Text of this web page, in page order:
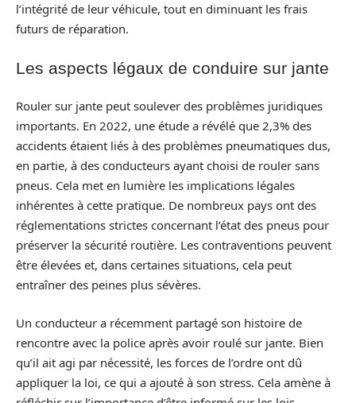
l’intégrité de leur véhicule, tout en diminuant les frais
futurs de réparation.
Les aspects légaux de conduire sur jante
Rouler sur jante peut soulever des problèmes juridiques
importants. En 2022, une étude a révélé que 2,3% des
accidents étaient liés à des problèmes pneumatiques dus,
en partie, à des conducteurs ayant choisi de rouler sans
pneus. Cela met en lumière les implications légales
inhérentes à cette pratique. De nombreux pays ont des
réglementations strictes concernant l’état des pneus pour
préserver la sécurité routière. Les contraventions peuvent
être élevées et, dans certaines situations, cela peut
entraîner des peines plus sévères.
Un conducteur a récemment partagé son histoire de
rencontre avec la police après avoir roulé sur jante. Bien
qu’il ait agi par nécessité, les forces de l’ordre ont dû
appliquer la loi, ce qui a ajouté à son stress. Cela amène à